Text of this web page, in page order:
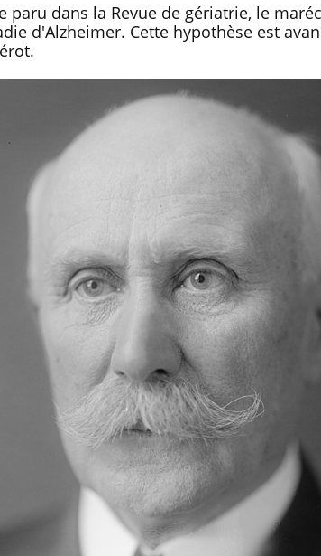
paru dans la Revue de gériatrie, le
d'Alzheimer. Cette hypothèse est